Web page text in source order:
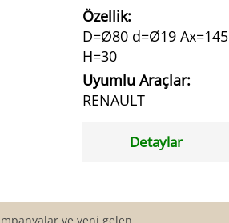
Özellik:
D=Ø80 d=Ø19 Ax=145
H=30
Uyumlu Araçlar:
RENAULT
Detaylar
ve yeni gelen